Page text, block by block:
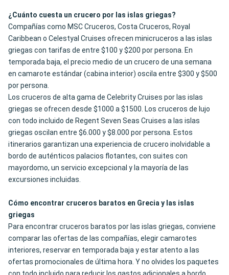
¿Cuánto cuesta un crucero por las islas griegas?
Compañías como MSC Cruceros, Costa Cruceros, Royal
Caribbean o Celestyal Cruises ofrecen minicruceros a las islas
griegas con tarifas de entre $100 y $200 por persona. En
temporada baja, el precio medio de un crucero de una semana
en camarote estándar (cabina interior) oscila entre $300 y $500
por persona.
Los cruceros de alta gama de Celebrity Cruises por las islas
griegas se ofrecen desde $1000 a $1500. Los cruceros de lujo
con todo incluido de Regent Seven Seas Cruises a las islas
griegas oscilan entre $6.000 y $8.000 por persona. Estos
itinerarios garantizan una experiencia de crucero inolvidable a
bordo de auténticos palacios flotantes, con suites con
mayordomo, un servicio excepcional y la mayoría de las
excursiones incluidas.
Cómo encontrar cruceros baratos en Grecia y las islas
griegas
Para encontrar cruceros baratos por las islas griegas, conviene
comparar las ofertas de las compañías, elegir camarotes
interiores, reservar en temporada baja y estar atento a las
ofertas promocionales de última hora. Y no olvides los paquetes